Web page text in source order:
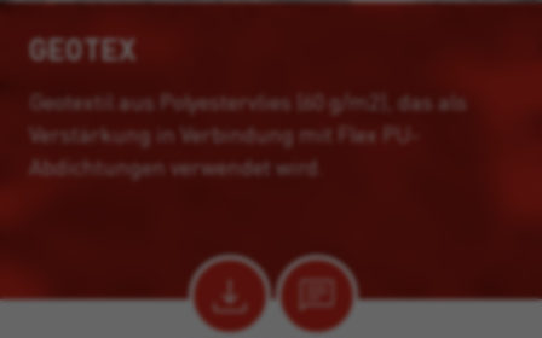
GEOTEX
Geotextil aus Polyestervlies (60 g/m2), das als
Verstärkung in Verbindung mit Flex PU-
Abdichtungen verwendet wird.